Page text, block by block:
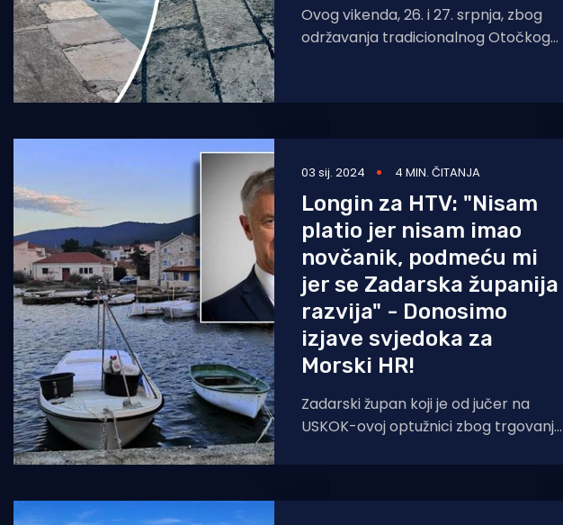
Ovog vikenda, 26. i 27. srpnja, zbog
održavanja tradicionalnog Otočkog
03 sij. 2024 4 MIN. ČITANJA
Longin za HTV: "Nisam
platio jer nisam imao
novčanik, podmeću mi
jer se Zadarska županija
razvija" - Donosimo
izjave svjedoka za
Morski HR!
Zadarski župan koji je od jučer na
USKOK-ovoj optužnici zbog trgovanja
plaćanja veza na Istu u